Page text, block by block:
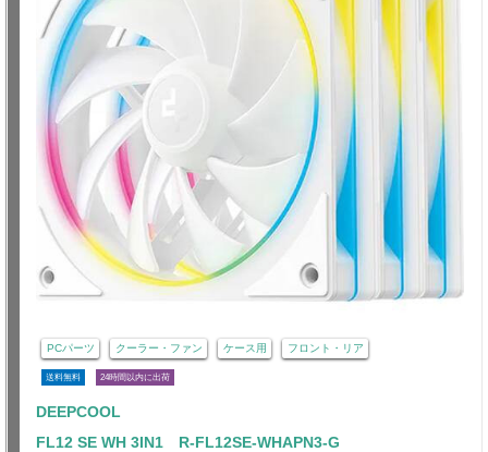
PCパーツ クーラー・ファン ケース用 フロント・リア
送料無料 24時間以内に出荷
DEEPCOOL
FL12 SE WH 3IN1 R-FL12SE-WHAPN3-G